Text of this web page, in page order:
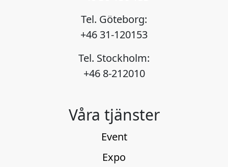
Tel. Göteborg:
+46 31-120153
Tel. Stockholm:
+46 8-212010
Våra tjänster
Event
Expo